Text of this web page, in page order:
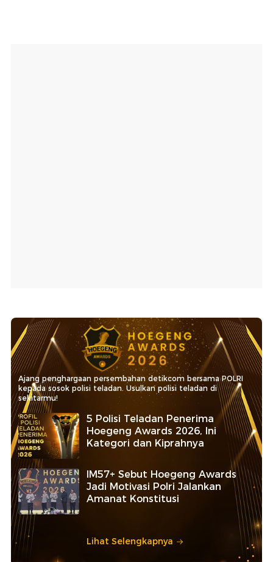
Ajang penghargaan persembahan detikcom bersama POLRI
kepada sosok polisi teladan. Usulkan polisi teladan di
sekitarmu!
5 Polisi Teladan Penerima
Hoegeng Awards 2026, Ini
Kategori dan Kiprahnya
IM57+ Sebut Hoegeng Awards
Jadi Motivasi Polri Jalankan
Amanat Konstitusi
Lihat Selengkapnya